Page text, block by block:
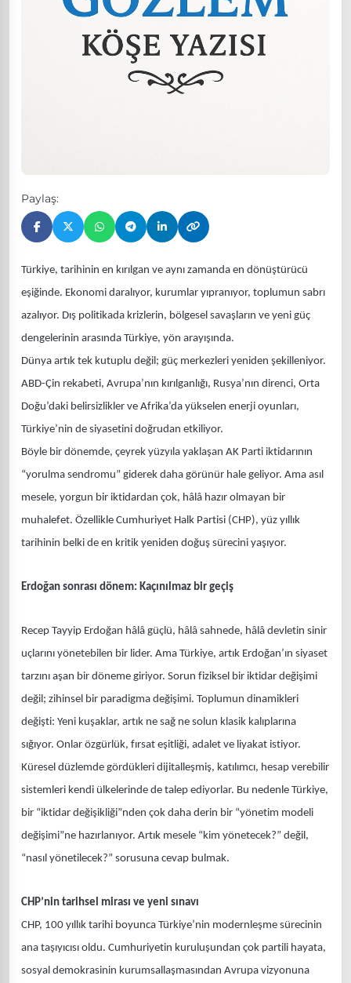
Paylaş:
Türkiye, tarihinin en kırılgan ve aynı zamanda en dönüştürücü
eşiğinde. Ekonomi daralıyor, kurumlar yıpranıyor, toplumun sabrı
azalıyor. Dış politikada krizlerin, bölgesel savaşların ve yeni güç
dengelerinin arasında Türkiye, yön arayışında.
Dünya artık tek kutuplu değil; güç merkezleri yeniden şekilleniyor.
ABD-Çin rekabeti, Avrupa’nın kırılganlığı, Rusya’nın direnci, Orta
Doğu’daki belirsizlikler ve Afrika’da yükselen enerji oyunları,
Türkiye’nin de siyasetini doğrudan etkiliyor.
Böyle bir dönemde, çeyrek yüzyıla yaklaşan AK Parti iktidarının
“yorulma sendromu” giderek daha görünür hale geliyor. Ama asıl
mesele, yorgun bir iktidardan çok, hâlâ hazır olmayan bir
muhalefet. Özellikle Cumhuriyet Halk Partisi (CHP), yüz yıllık
tarihinin belki de en kritik yeniden doğuş sürecini yaşıyor.
Erdoğan sonrası dönem: Kaçınılmaz bir geçiş
Recep Tayyip Erdoğan hâlâ güçlü, hâlâ sahnede, hâlâ devletin sinir
uçlarını yönetebilen bir lider. Ama Türkiye, artık Erdoğan’ın siyaset
tarzını aşan bir döneme giriyor. Sorun fiziksel bir iktidar değişimi
değil; zihinsel bir paradigma değişimi. Toplumun dinamikleri
değişti: Yeni kuşaklar, artık ne sağ ne solun klasik kalıplarına
sığıyor. Onlar özgürlük, fırsat eşitliği, adalet ve liyakat istiyor.
Küresel düzlemde gördükleri dijitalleşmiş, katılımcı, hesap verebilir
sistemleri kendi ülkelerinde de talep ediyorlar. Bu nedenle Türkiye,
bir “iktidar değişikliği”nden çok daha derin bir “yönetim modeli
değişimi”ne hazırlanıyor. Artık mesele “kim yönetecek?” değil,
“nasıl yönetilecek?” sorusuna cevap bulmak.
CHP’nin tarihsel mirası ve yeni sınavı
CHP, 100 yıllık tarihi boyunca Türkiye’nin modernleşme sürecinin
ana taşıyıcısı oldu. Cumhuriyetin kuruluşundan çok partili hayata,
sosyal demokrasinin kurumsallaşmasından Avrupa vizyonuna